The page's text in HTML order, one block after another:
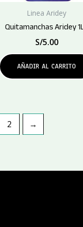
Linea Aridey
Quitamanchas Aridey
S/5.00
AÑADIR AL CARRITO
2 →